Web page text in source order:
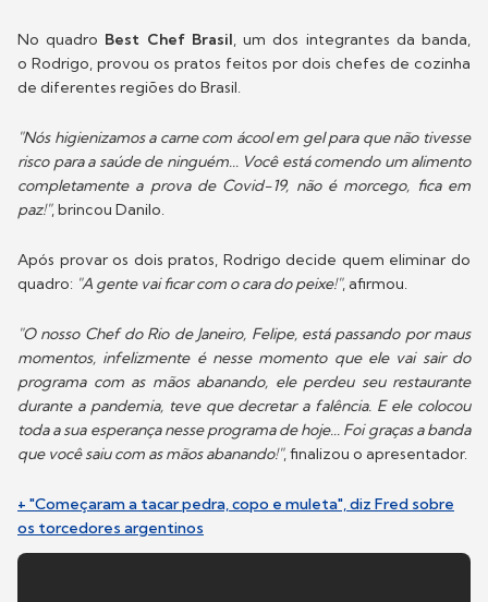
No quadro Best Chef Brasil, um dos integrantes da banda,
o Rodrigo, provou os pratos feitos por dois chefes de cozinha
de diferentes regiões do Brasil.
"Nós higienizamos a carne com ácool em gel para que não tivesse
risco para a saúde de ninguém... Você está comendo um alimento
completamente a prova de Covid-19, não é morcego, fica em
paz!", brincou Danilo.
Após provar os dois pratos, Rodrigo decide quem eliminar do
quadro: "A gente vai ficar com o cara do peixe!", afirmou.
"O nosso Chef do Rio de Janeiro, Felipe, está passando por maus
momentos, infelizmente é nesse momento que ele vai sair do
programa com as mãos abanando, ele perdeu seu restaurante
durante a pandemia, teve que decretar a falência. E ele colocou
toda a sua esperança nesse programa de hoje... Foi graças a banda
que você saiu com as mãos abanando!", finalizou o apresentador.
+ "Começaram a tacar pedra, copo e muleta", diz Fred sobre
os torcedores argentinos